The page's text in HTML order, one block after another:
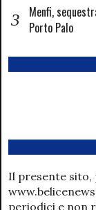
Menfi,
Porto Palo
Il presente sito,
periodici e non